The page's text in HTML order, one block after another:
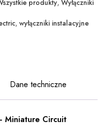
produkty, Wyłączniki
, wyłączniki instalacyjne
Dane techniczne
Miniature Circuit